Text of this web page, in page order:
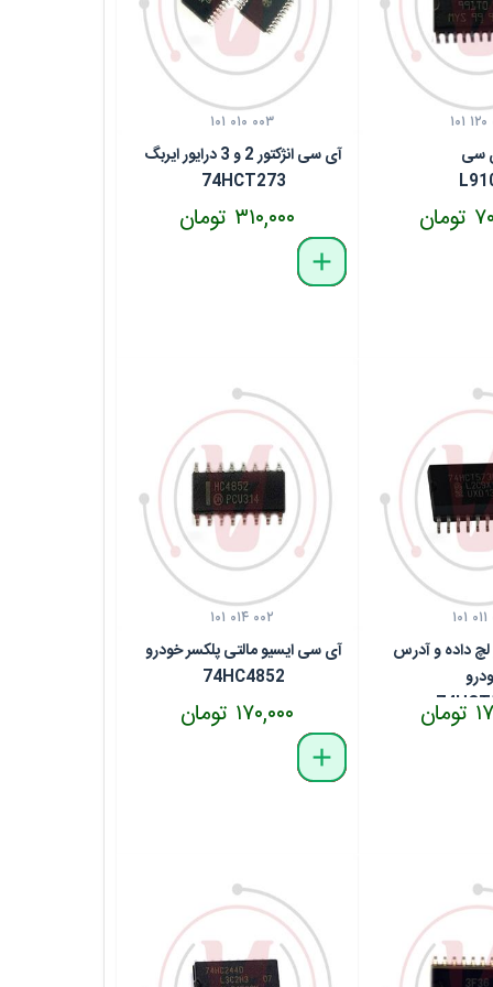
۰۰۳
سی
۱۰۱ ۰۱۰ ۰۰۳
آی سی انژکتور 2 و 3 درایور ایربگ
74HCT273
۳۱۰,۰۰۰ تومان
delete
remove
add
۰۰۲
داده و آدرس
۱۰۱ ۰۱۴ ۰۰۲
آی سی ایسیو مالتی پلکسر خودرو
74HC4852
۱۷۰,۰۰۰ تومان
delete
remove
add